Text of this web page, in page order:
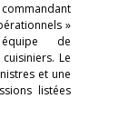
»
de
Le
et une
listées